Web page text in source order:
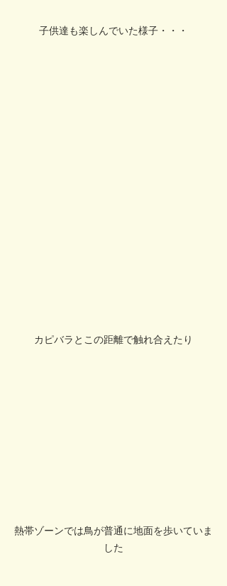
子供達も楽しんでいた様子・・・
カピバラとこの距離で触れ合えたり
熱帯ゾーンでは鳥が普通に地面を歩いていま
した